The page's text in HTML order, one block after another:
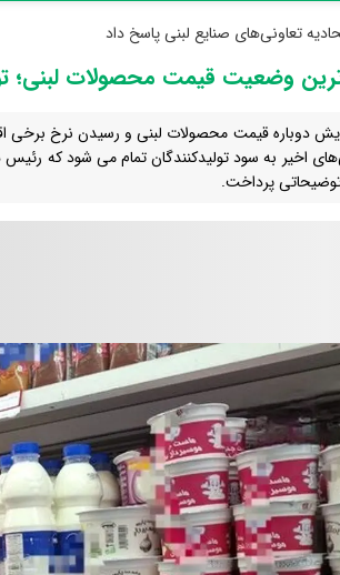
تعاونی‌های صنایع لبنی پاسخ داد
وضعیت قیمت محصولات لبنی؛
اخیر به سود تولیدکنندگان تمام می شود که رئیس
توضیحاتی پرداخت.